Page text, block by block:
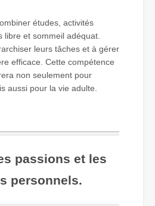
études, activités
libre et sommeil adéquat.
leurs tâches et à gérer
efficace. Cette compétence
non seulement pour
aussi pour la vie adulte.
passions et les
personnels.